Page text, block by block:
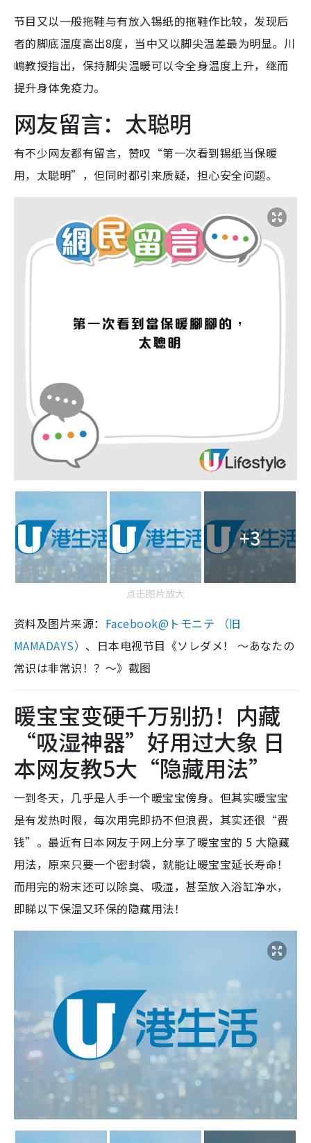
节目又以一般拖鞋与有放入锡纸的拖鞋作比较，发现后
者的脚底温度高出8度，当中又以脚尖温差最为明显。川
嶋教授指出，保持脚尖温暖可以令全身温度上升，继而
提升身体免疫力。
网友留言：太聪明
有不少网友都有留言，赞叹“第一次看到锡纸当保暖
用，太聪明”，但同时都引来质疑，担心安全问题。
+3
点击图片放大
资料及图片来源： Facebook@トモニテ （旧
MAMADAYS） 、日本电视节目《ソレダメ！ ～あなたの
常识は非常识！？～》截图
暖宝宝变硬千万别扔！内藏
“吸湿神器”好用过大象 日
本网友教5大“隐藏用法”
一到冬天，几乎是人手一个暖宝宝傍身。但其实暖宝宝
是有发热时限，每次用完即扔不但浪费，其实还很“费
钱”。最近有日本网友于网上分享了暖宝宝的 5 大隐藏
用法，原来只要一个密封袋，就能让暖宝宝延长寿命！
而用完的粉末还可以除臭、吸湿，甚至放入浴缸净水，
即睇以下保温又环保的隐藏用法！